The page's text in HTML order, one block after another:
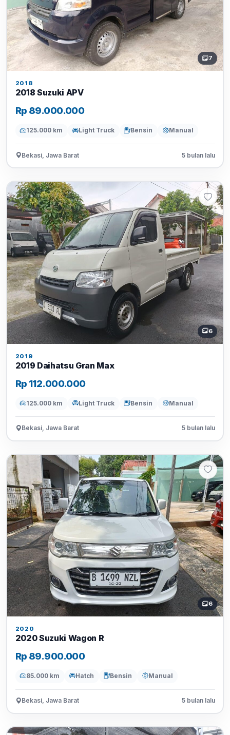
7
2018
2018 Suzuki APV
Rp 89.000.000
125.000 km Light Truck Bensin Manual
Bekasi, Jawa Barat 5 bulan lalu
6
2019
2019 Daihatsu Gran Max
Rp 112.000.000
125.000 km Light Truck Bensin Manual
Bekasi, Jawa Barat 5 bulan lalu
6
2020
2020 Suzuki Wagon R
Rp 89.900.000
85.000 km Hatch Bensin Manual
Bekasi, Jawa Barat 5 bulan lalu